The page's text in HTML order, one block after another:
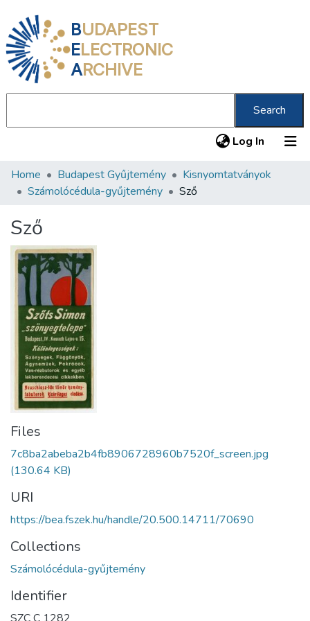
BUDAPEST
ELECTRONIC
ARCHIVE
Search
Log In (current)
Communities & Collections
Statistics
About us
Home Budapest Gyűjtemény
Kisnyomtatványok
Számolócédula-gyűjtemény
Sző
Sző
Files
7c8ba2abeba2b4fb8906728960b7520f_screen.jpg
(130.64 KB)
URI
https://bea.fszek.hu/handle/20.500.14711/70690
Collections
Számolócédula-gyűjtemény
Identifier